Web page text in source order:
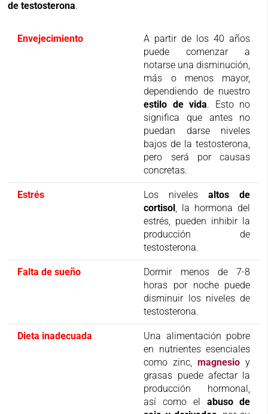
de testosterona.
Envejecimiento
A partir de los 40 años
puede comenzar a
notarse una disminución,
más o menos mayor,
dependiendo de nuestro
estilo de vida. Esto no
significa que antes no
puedan darse niveles
bajos de la testosterona,
pero será por causas
concretas.
Estrés Los nivelesaltos de
cortisol, la hormona del
estrés, pueden inhibir la
producción de
testosterona.
Falta de sueño
Dormir menos de 7-8
horas por noche puede
disminuir los niveles de
testosterona.
Dieta inadecuada
Una alimentación pobre
en nutrientes esenciales
como zinc,magnesio y
grasas puede afectar la
producción hormonal,
así como el abuso de